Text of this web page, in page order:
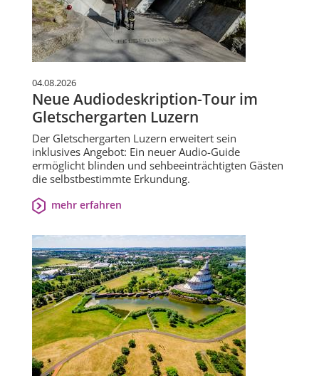
04.08.2026
Neue Audiodeskription-Tour im
Gletschergarten Luzern
Der Gletschergarten Luzern erweitert sein
inklusives Angebot: Ein neuer Audio-Guide
ermöglicht blinden und sehbeeinträchtigten Gästen
die selbstbestimmte Erkundung.
mehr erfahren